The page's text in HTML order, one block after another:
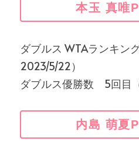
本玉 真唯
ダブルス WTAランキン
2023/5/22）
ダブルス優勝数　5回目
内島 萌夏